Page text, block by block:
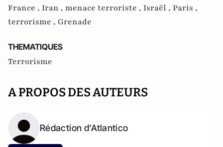
France , Iran , menace terroriste , Israël , Paris ,
terrorisme , Grenade
THEMATIQUES
Terrorisme
A PROPOS DES AUTEURS
Rédaction d'Atlantico